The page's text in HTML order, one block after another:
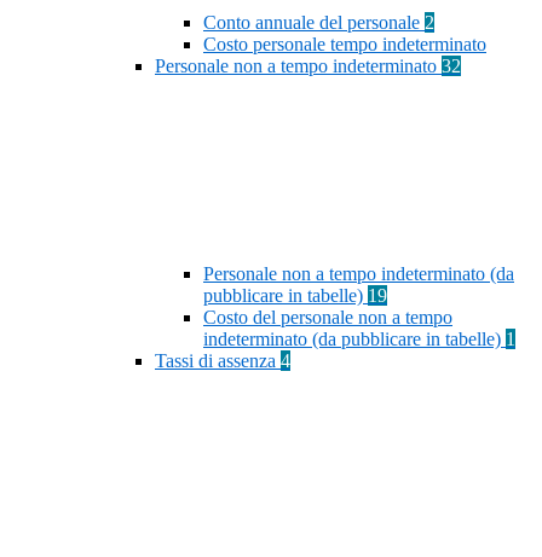
Conto annuale del personale 2
Costo personale tempo indeterminato
Personale non a tempo indeterminato 32
Personale non a tempo indeterminato (da
pubblicare in tabelle) 19
Costo del personale non a tempo
indeterminato (da pubblicare in tabelle) 1
Tassi di assenza 4